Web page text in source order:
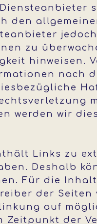
den
zu
hinweisen.
nach
werden wir
Links zu
Deshalb
Für die
der
auf
Zeitpunkt der